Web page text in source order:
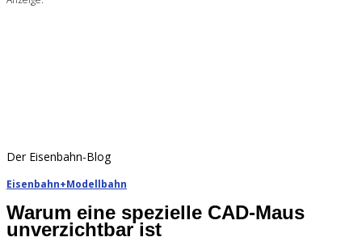
Der Eisenbahn-Blog
Eisenbahn+Modellbahn
Warum eine spezielle CAD‑Maus
unverzichtbar ist